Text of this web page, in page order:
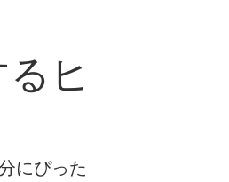
ヒ
にぴった